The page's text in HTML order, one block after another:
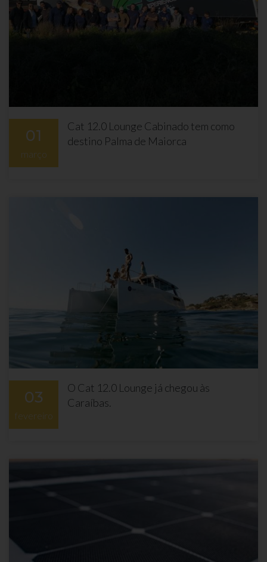
01
março
Cat 12.0 Lounge Cabinado tem como
destino Palma de Maiorca
03
fevereiro
O Cat 12.0 Lounge já chegou às
Caraíbas.